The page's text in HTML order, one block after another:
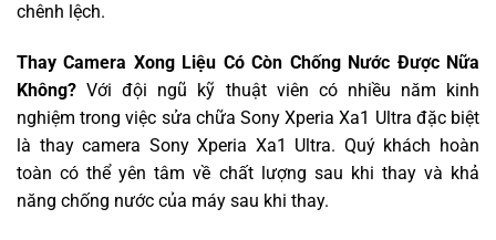
chênh lệch.
Thay Camera Xong Liệu Có Còn Chống Nước Được Nữa
Không? Với đội ngũ kỹ thuật viên có nhiều năm kinh
nghiệm trong việc sửa chữa Sony Xperia Xa1 Ultra đặc biệt
là thay camera Sony Xperia Xa1 Ultra. Quý khách hoàn
toàn có thể yên tâm về chất lượng sau khi thay và khả
năng chống nước của máy sau khi thay.